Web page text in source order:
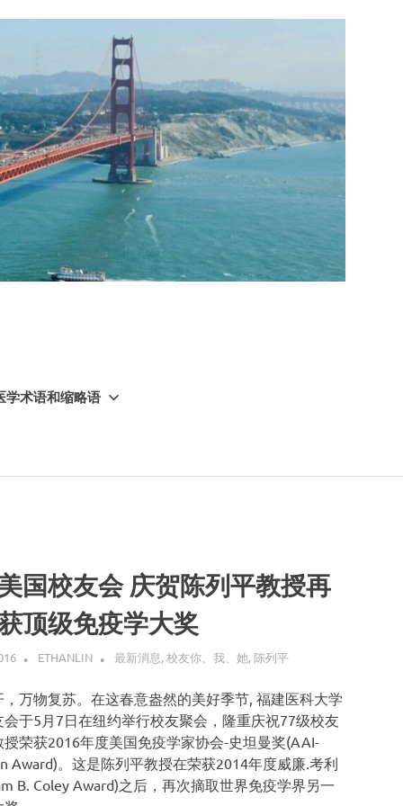
学术语和缩略语
国校友会 庆贺陈列平教授再
顶级免疫学大奖
ETHANLIN 最新消息,校友你、我、她,陈列平
，万物复苏。在这春意盎然的美好季节, 福建医科大学
会于5月7日在纽约举行校友聚会，隆重庆祝77级校友
授荣获2016年度美国免疫学家协会-史坦曼奖(AAI-
Award)。这是陈列平教授在荣获2014年度威廉.考利
B. Coley Award)之后，再次摘取世界免疫学界另一